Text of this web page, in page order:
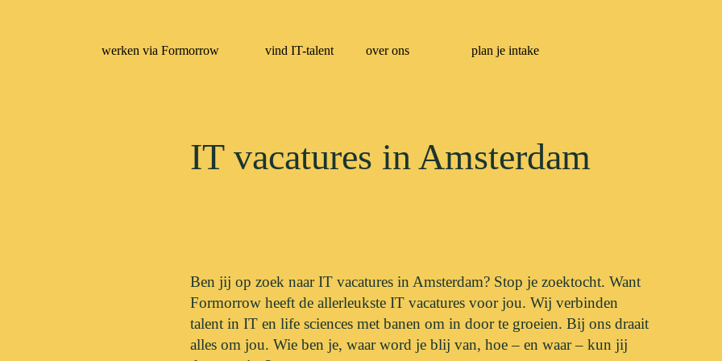
werken via Formorrow vind IT-talent over ons plan je intake
IT vacatures in Amsterdam
Ben jij op zoek naar IT vacatures in Amsterdam? Stop je zoektocht. Want
Formorrow heeft de allerleukste IT vacatures voor jou. Wij verbinden
talent in IT en life sciences met banen om in door te groeien. Bij ons draait
alles om jou. Wie ben je, waar word je blij van, hoe – en waar – kun jij